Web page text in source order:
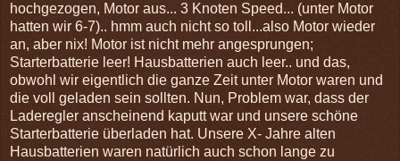
hochgezogen, Motor aus... 3 Knoten Speed... (unter Motor
hatten wir 6-7).. hmm auch nicht so toll...also Motor wieder
an, aber nix! Motor ist nicht mehr angesprungen;
Starterbatterie leer! Hausbatterien auch leer.. und das,
obwohl wir eigentlich die ganze Zeit unter Motor waren und
die voll geladen sein sollten. Nun, Problem war, dass der
Laderegler anscheinend kaputt war und unsere schöne
Starterbatterie überladen hat. Unsere X- Jahre alten
Hausbatterien waren natürlich auch schon lange zu